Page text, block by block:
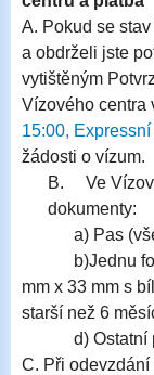
A. Pokud se
a obdrželi jste
vytištěným
Vízového centra
15:00,
žádosti o vízum.
B.
Ve
dokumenty:
a) Pas
b)Jednu
mm x 33 mm s
starší než 6
d) Ostatní
C. Při